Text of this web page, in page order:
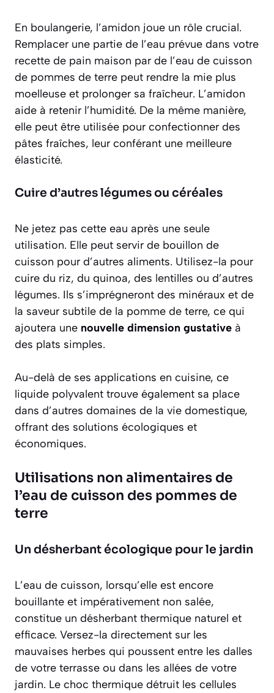
En boulangerie, l’amidon joue un rôle crucial.
Remplacer une partie de l’eau prévue dans votre
recette de pain maison par de l’eau de cuisson
de pommes de terre peut rendre la mie plus
moelleuse et prolonger sa fraîcheur. L’amidon
aide à retenir l’humidité. De la même manière,
elle peut être utilisée pour confectionner des
pâtes fraîches, leur conférant une meilleure
élasticité.
Cuire d’autres légumes ou céréales
Ne jetez pas cette eau après une seule
utilisation. Elle peut servir de bouillon de
cuisson pour d’autres aliments. Utilisez-la pour
cuire du riz, du quinoa, des lentilles ou d’autres
légumes. Ils s’imprégneront des minéraux et de
la saveur subtile de la pomme de terre, ce qui
ajoutera une nouvelle dimension gustative à
des plats simples.
Au-delà de ses applications en cuisine, ce
liquide polyvalent trouve également sa place
dans d’autres domaines de la vie domestique,
offrant des solutions écologiques et
économiques.
Utilisations non alimentaires de
l’eau de cuisson des pommes de
terre
Un désherbant écologique pour le jardin
L’eau de cuisson, lorsqu’elle est encore
bouillante et impérativement non salée,
constitue un désherbant thermique naturel et
efficace. Versez-la directement sur les
mauvaises herbes qui poussent entre les dalles
de votre terrasse ou dans les allées de votre
jardin. Le choc thermique détruit les cellules